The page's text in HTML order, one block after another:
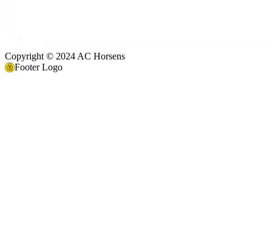
Copyright © 2024 AC Horsens
Footer Logo